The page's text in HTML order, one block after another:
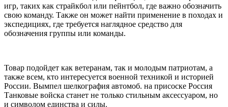
игр, таких как страйкбол или пейнтбол, где важно обозначить
свою команду. Также он может найти применение в походах и
экспедициях, где требуется наглядное средство для
обозначения группы или команды.
Товар подойдет как ветеранам, так и молодым патриотам, а
также всем, кто интересуется военной техникой и историей
России. Вымпел шелкография автомоб. на присоске Россия
Танковые войска станет не только стильным аксессуаром, но
и символом единства и силы.